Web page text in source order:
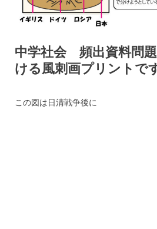
中学社会 頻出資料問
ける風刺画プリントで
この図は日清戦争後に